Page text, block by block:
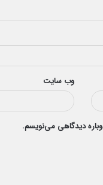
وب‌ سایت
دیدگاهی می‌نویسم.